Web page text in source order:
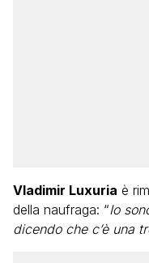
Vladimir Luxuria è
della naufraga: “Io
dicendo che c’è una